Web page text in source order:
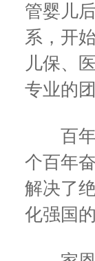
管婴儿
系，开
儿保、
专业的
百年
个百年
解决了
化强国